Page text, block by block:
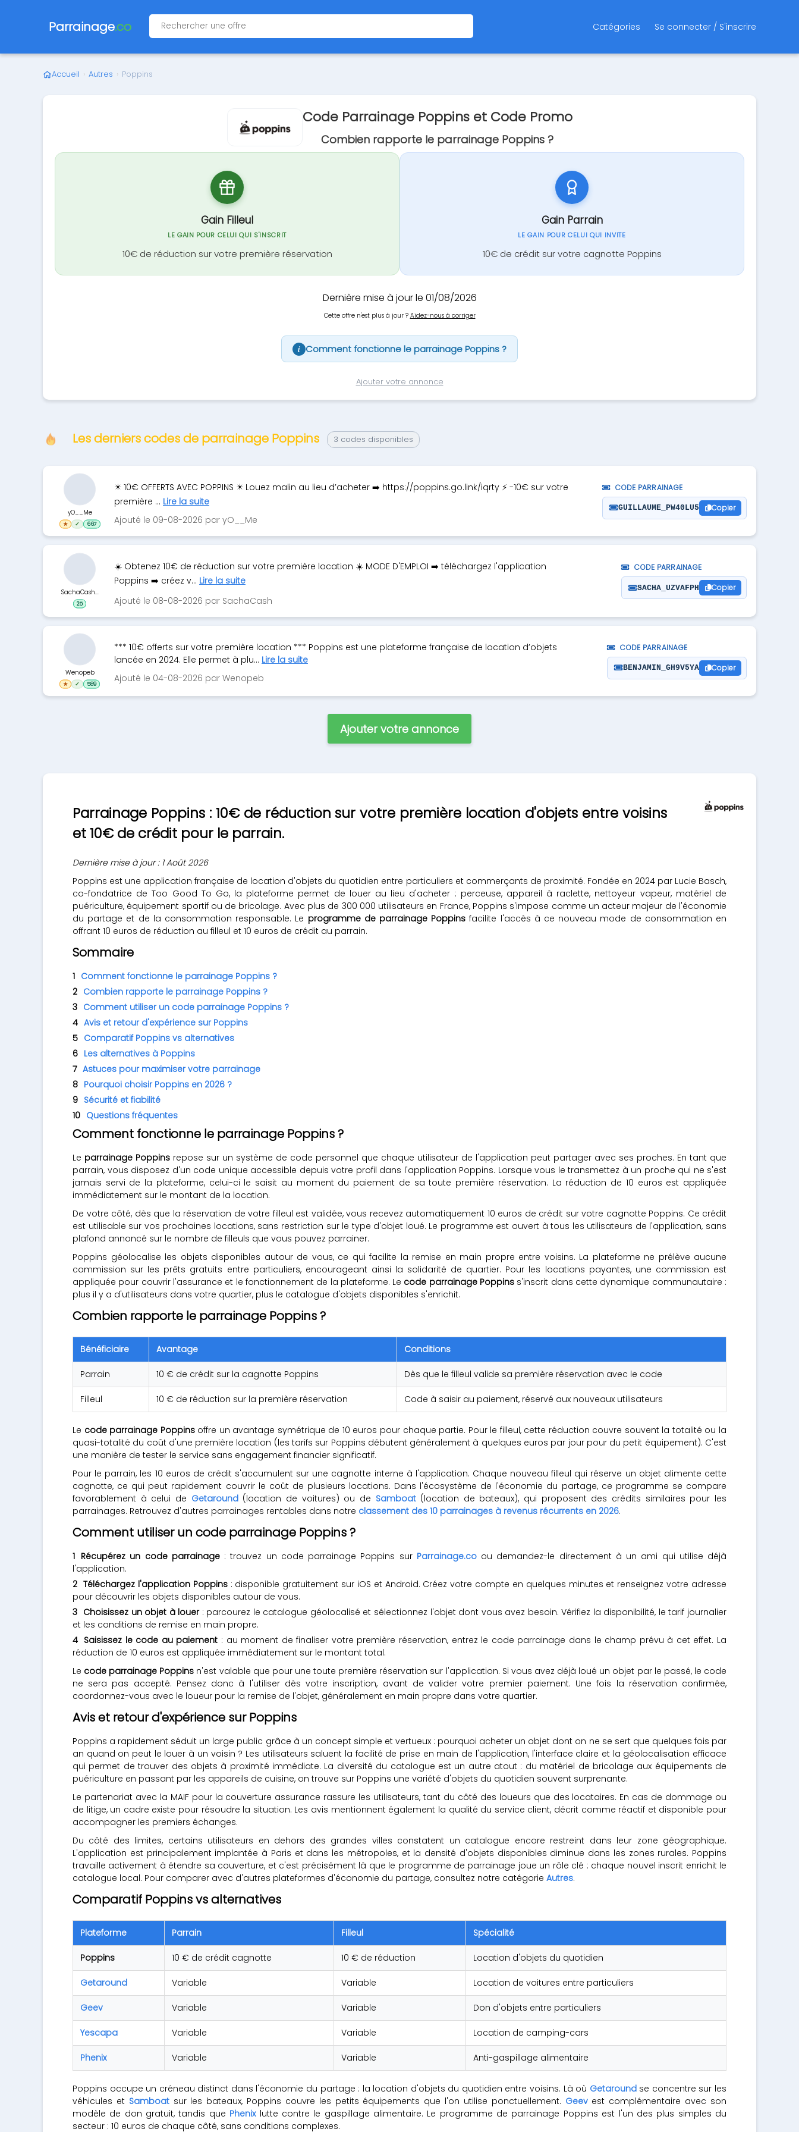
Parrainage.co Catégories Se connecter / S'inscrire
Accueil › Autres › Poppins
Code Parrainage Poppins et Code Promo
Combien rapporte le parrainage Poppins ?
Gain Filleul
LE GAIN POUR CELUI QUI S'INSCRIT
10€ de réduction sur votre première réservation
Gain Parrain
LE GAIN POUR CELUI QUI INVITE
10€ de crédit sur votre cagnotte Poppins
Dernière mise à jour le 01/08/2026
Cette offre n'est plus à jour ? Aidez-nous à corriger
i Comment fonctionne le parrainage Poppins ?
Ajouter votre annonce
Les derniers codes de parrainage Poppins 3 codes disponibles
✴️ 10€ OFFERTS AVEC POPPINS ✴️ Louez malin au lieu d’acheter ➡️ https://poppins.go.link/iqrty ⚡ -10€ sur votre
première ... Lire la suite
Ajouté le 09-08-2026 par yO__Me
CODE PARRAINAGE
GUILLAUME_PW40LU5 Copier
yO__Me
★ ✓ 667
☀️ Obtenez 10€ de réduction sur votre première location ☀️ MODE D'EMPLOI ➡️ téléchargez l'application
Poppins ➡️ créez v... Lire la suite
Ajouté le 08-08-2026 par SachaCash
CODE PARRAINAGE
SACHA_UZVAFPH Copier
SachaCash...
25
*** 10€ offerts sur votre première location *** Poppins est une plateforme française de location d’objets
lancée en 2024. Elle permet à plu... Lire la suite
Ajouté le 04-08-2026 par Wenopeb
CODE PARRAINAGE
BENJAMIN_GH9V5YA Copier
Wenopeb
★ ✓ 589
Ajouter votre annonce
Parrainage Poppins : 10€ de réduction sur votre première location d'objets entre voisins
et 10€ de crédit pour le parrain.
Dernière mise à jour : 1 Août 2026
Poppins est une application française de location d'objets du quotidien entre particuliers et commerçants de proximité. Fondée en 2024 par Lucie Basch,
co-fondatrice de Too Good To Go, la plateforme permet de louer au lieu d'acheter : perceuse, appareil à raclette, nettoyeur vapeur, matériel de
puériculture, équipement sportif ou de bricolage. Avec plus de 300 000 utilisateurs en France, Poppins s'impose comme un acteur majeur de l'économie
du partage et de la consommation responsable. Le programme de parrainage Poppins facilite l'accès à ce nouveau mode de consommation en
offrant 10 euros de réduction au filleul et 10 euros de crédit au parrain.
Sommaire
Comment fonctionne le parrainage Poppins ?
Combien rapporte le parrainage Poppins ?
Comment utiliser un code parrainage Poppins ?
Avis et retour d'expérience sur Poppins
Comparatif Poppins vs alternatives
Les alternatives à Poppins
Astuces pour maximiser votre parrainage
Pourquoi choisir Poppins en 2026 ?
Sécurité et fiabilité
Questions fréquentes
Comment fonctionne le parrainage Poppins ?
Le parrainage Poppins repose sur un système de code personnel que chaque utilisateur de l'application peut partager avec ses proches. En tant que
parrain, vous disposez d'un code unique accessible depuis votre profil dans l'application Poppins. Lorsque vous le transmettez à un proche qui ne s'est
jamais servi de la plateforme, celui-ci le saisit au moment du paiement de sa toute première réservation. La réduction de 10 euros est appliquée
immédiatement sur le montant de la location.
De votre côté, dès que la réservation de votre filleul est validée, vous recevez automatiquement 10 euros de crédit sur votre cagnotte Poppins. Ce crédit
est utilisable sur vos prochaines locations, sans restriction sur le type d'objet loué. Le programme est ouvert à tous les utilisateurs de l'application, sans
plafond annoncé sur le nombre de filleuls que vous pouvez parrainer.
Poppins géolocalise les objets disponibles autour de vous, ce qui facilite la remise en main propre entre voisins. La plateforme ne prélève aucune
commission sur les prêts gratuits entre particuliers, encourageant ainsi la solidarité de quartier. Pour les locations payantes, une commission est
appliquée pour couvrir l'assurance et le fonctionnement de la plateforme. Le code parrainage Poppins s'inscrit dans cette dynamique communautaire :
plus il y a d'utilisateurs dans votre quartier, plus le catalogue d'objets disponibles s'enrichit.
Combien rapporte le parrainage Poppins ?
Bénéficiaire Avantage Conditions
Parrain 10 € de crédit sur la cagnotte Poppins Dès que le filleul valide sa première réservation avec le code
Filleul 10 € de réduction sur la première réservation Code à saisir au paiement, réservé aux nouveaux utilisateurs
Le code parrainage Poppinsoffre un avantage symétrique de 10 euros pour chaque partie. Pour le filleul, cette réduction couvre souvent la totalité ou la
quasi-totalité du coût d'une première location (les tarifs sur Poppins débutent généralement à quelques euros par jour pour du petit équipement). C'est
une manière de tester le service sans engagement financier significatif.
Pour le parrain, les 10 euros de crédit s'accumulent sur une cagnotte interne à l'application. Chaque nouveau filleul qui réserve un objet alimente cette
cagnotte, ce qui peut rapidement couvrir le coût de plusieurs locations. Dans l'écosystème de l'économie du partage, ce programme se compare
favorablement à celui de Getaround(location de voitures) ou de Samboat(location de bateaux), qui proposent des crédits similaires pour les
parrainages. Retrouvez d'autres parrainages rentables dans notre classement des 10 parrainages à revenus récurrents en 2026.
Comment utiliser un code parrainage Poppins ?
Récupérez un code parrainage: trouvez un code parrainage Poppins sur Parrainage.coou demandez-le directement à un ami qui utilise déjà
l'application.
Téléchargez l'application Poppins: disponible gratuitement sur iOS et Android. Créez votre compte en quelques minutes et renseignez votre adresse
pour découvrir les objets disponibles autour de vous.
Choisissez un objet à louer: parcourez le catalogue géolocalisé et sélectionnez l'objet dont vous avez besoin. Vérifiez la disponibilité, le tarif journalier
et les conditions de remise en main propre.
Saisissez le code au paiement : au moment de finaliser votre première réservation, entrez le code parrainage dans le champ prévu à cet effet. La
réduction de 10 euros est appliquée immédiatement sur le montant total.
Le code parrainage Poppins n'est valable que pour une toute première réservation sur l'application. Si vous avez déjà loué un objet par le passé, le code
ne sera pas accepté. Pensez donc à l'utiliser dès votre inscription, avant de valider votre premier paiement. Une fois la réservation confirmée,
coordonnez-vous avec le loueur pour la remise de l'objet, généralement en main propre dans votre quartier.
Avis et retour d'expérience sur Poppins
Poppins a rapidement séduit un large public grâce à un concept simple et vertueux : pourquoi acheter un objet dont on ne se sert que quelques fois par
an quand on peut le louer à un voisin ? Les utilisateurs saluent la facilité de prise en main de l'application, l'interface claire et la géolocalisation efficace
qui permet de trouver des objets à proximité immédiate. La diversité du catalogue est un autre atout : du matériel de bricolage aux équipements de
puériculture en passant par les appareils de cuisine, on trouve sur Poppins une variété d'objets du quotidien souvent surprenante.
Le partenariat avec la MAIF pour la couverture assurance rassure les utilisateurs, tant du côté des loueurs que des locataires. En cas de dommage ou
de litige, un cadre existe pour résoudre la situation. Les avis mentionnent également la qualité du service client, décrit comme réactif et disponible pour
accompagner les premiers échanges.
Du côté des limites, certains utilisateurs en dehors des grandes villes constatent un catalogue encore restreint dans leur zone géographique.
L'application est principalement implantée à Paris et dans les métropoles, et la densité d'objets disponibles diminue dans les zones rurales. Poppins
travaille activement à étendre sa couverture, et c'est précisément là que le programme de parrainage joue un rôle clé : chaque nouvel inscrit enrichit le
catalogue local. Pour comparer avec d'autres plateformes d'économie du partage, consultez notre catégorie Autres.
Comparatif Poppins vs alternatives
Plateforme Parrain Filleul Spécialité
Poppins 10 € de crédit cagnotte 10 € de réduction Location d'objets du quotidien
Getaround Variable Variable Location de voitures entre particuliers
Geev Variable Variable Don d'objets entre particuliers
Yescapa Variable Variable Location de camping-cars
Phenix Variable Variable Anti-gaspillage alimentaire
Poppins occupe un créneau distinct dans l'économie du partage : la location d'objets du quotidien entre voisins. Là où Getaroundse concentre sur les
véhicules et Samboatsur les bateaux, Poppins couvre les petits équipements que l'on utilise ponctuellement. Geevest complémentaire avec son
modèle de don gratuit, tandis que Phenixlutte contre le gaspillage alimentaire. Le programme de parrainage Poppins est l'un des plus simples du
secteur : 10 euros de chaque côté, sans conditions complexes.